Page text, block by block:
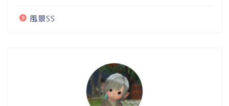
風景SS